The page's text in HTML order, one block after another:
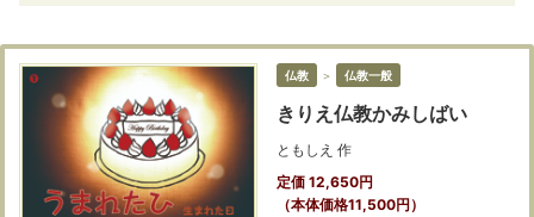
仏教 ＞ 仏教一般
きりえ仏教かみしばい
ともしえ 作
定価 12,650円
（本体価格11,500円）